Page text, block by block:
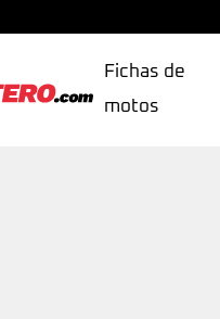
Fichas de
motos